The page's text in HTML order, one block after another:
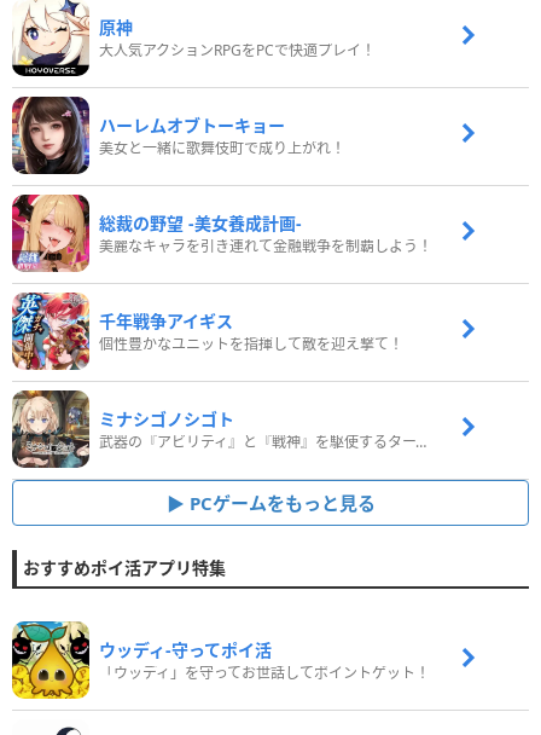
原神
大人気アクションRPGをPCで快適プレイ！
ハーレムオブトーキョー
美女と一緒に歌舞伎町で成り上がれ！
総裁の野望 -美女養成計画-
美麗なキャラを引き連れて金融戦争を制覇しよう！
千年戦争アイギス
個性豊かなユニットを指揮して敵を迎え撃て！
ミナシゴノシゴト
武器の『アビリティ』と『戦神』を駆使するターン制コマンドバトルRPG！
PCゲームをもっと見る
おすすめポイ活アプリ特集
ウッディ‐守ってポイ活
「ウッディ」を守ってお世話してポイントゲット！